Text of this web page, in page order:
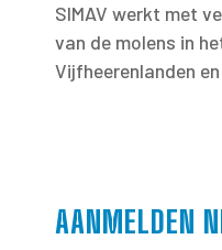
SIMAV werkt met
van de molens in
Vijfheerenlanden en
AANMELDEN